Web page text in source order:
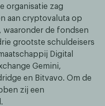
organisatie zag
aan cryptovaluta op
de fondsen
grootste schuldeisers
Digital
Gemini,
en Bitvavo. Om de
zij een